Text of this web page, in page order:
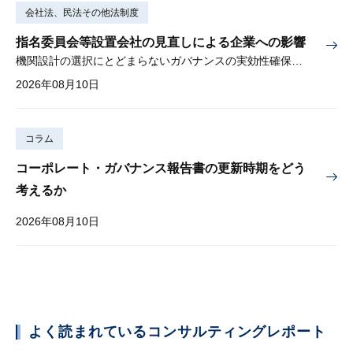
会社法、民法その他法制度
指名委員会等設置会社の見直しによる企業への影響
2026年08月10日
コラム
コーポレート・ガバナンス報告書の更新時期をどう
考えるか
2026年08月10日
よく読まれているコンサルティングレポート